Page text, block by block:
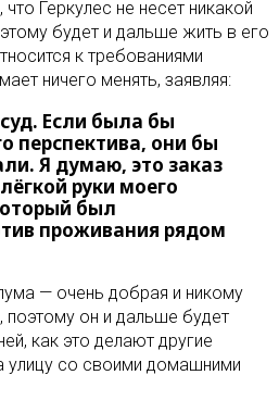
Геркулес не несет никакой
будет и дальше жить в его
к требованиями
ничего менять, заявляя:
Если была бы
перспектива, они бы
Я думаю, это заказ
руки моего
был
проживания рядом
— очень добрая и никому
поэтому он и дальше будет
как это делают другие
улицу со своими домашними